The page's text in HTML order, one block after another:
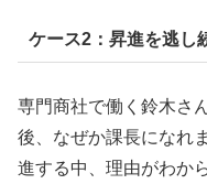
ケース2：昇進を逃し
専門商社で働く鈴木さ
後、なぜか課長になれ
進する中、理由がわか